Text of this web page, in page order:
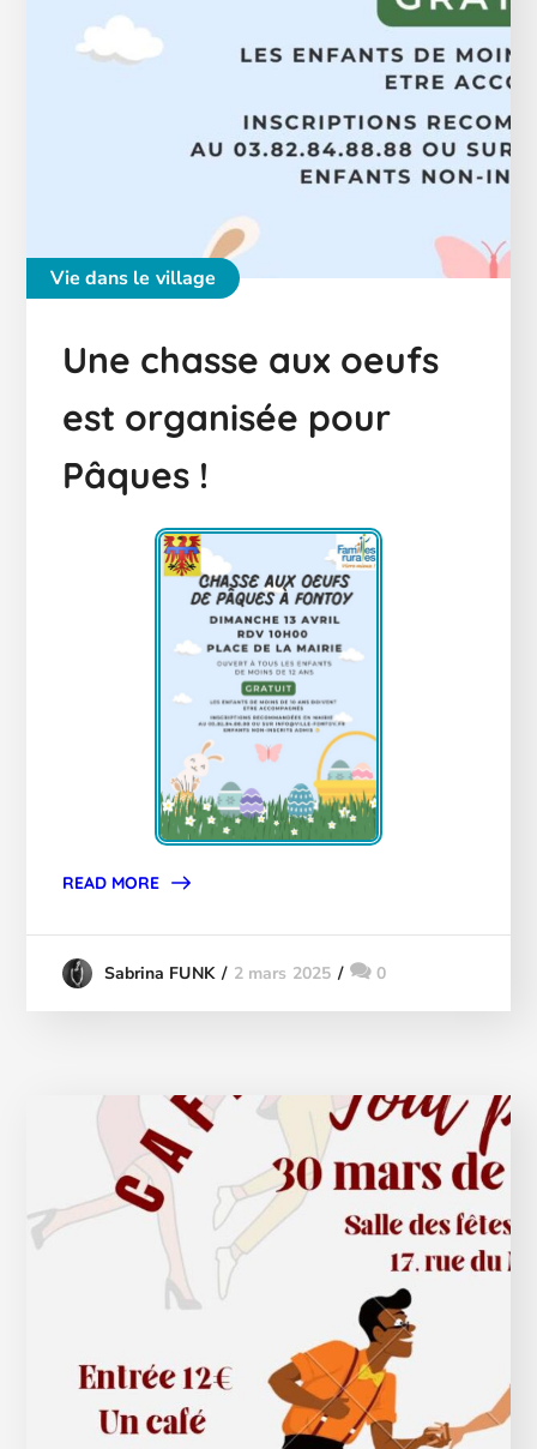
Vie dans le village
Une chasse aux oeufs
est organisée pour
Pâques !
READ MORE
Sabrina FUNK 2 mars 2025 0